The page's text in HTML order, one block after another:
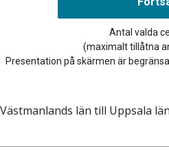
Antal valda
(maximalt tillåtna
Presentation på skärmen är
län till Uppsala